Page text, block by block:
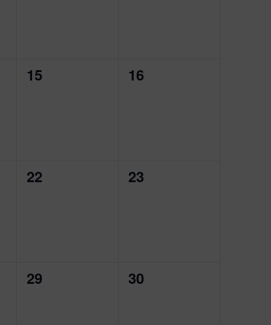
0
15
0
16
0
22
0
23
0
29
0
30